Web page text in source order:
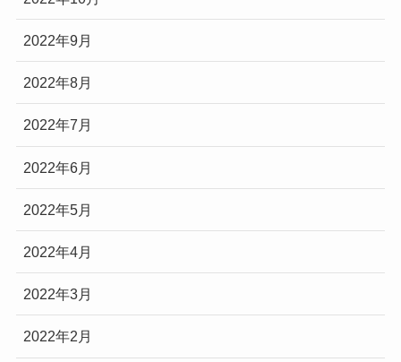
2022年9月
2022年8月
2022年7月
2022年6月
2022年5月
2022年4月
2022年3月
2022年2月